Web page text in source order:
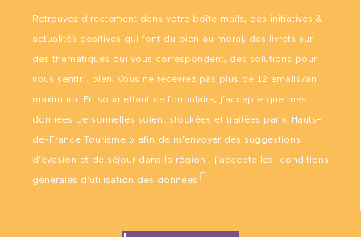
Retrouvez directement dans votre boîte mails, des initiatives &
actualités positives qui font du bien au moral, des livrets sur
des thématiques qui vous correspondent, des solutions pour
vous sentir… bien. Vous ne recevrez pas plus de 12 emails/an
maximum. En soumettant ce formulaire, j’accepte que mes
données personnelles soient stockées et traitées par « Hauts-
de-France Tourisme » afin de m’envoyer des suggestions
d’évasion et de séjour dans la région ; j’accepte les conditions
générales d’utilisation des données .